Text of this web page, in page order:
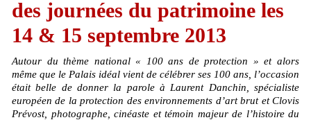
des journées du patrimoine les
14 & 15 septembre 2013
Autour du thème national « 100 ans de protection » et alors
même que le Palais idéal vient de célébrer ses 100 ans, l’occasion
était belle de donner la parole à Laurent Danchin, spécialiste
européen de la protection des environnements d’art brut et Clovis
Prévost, photographe, cinéaste et témoin majeur de l’histoire du